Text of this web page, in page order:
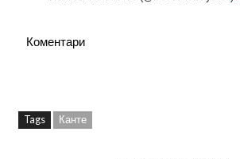
Коментари
Tags Канте